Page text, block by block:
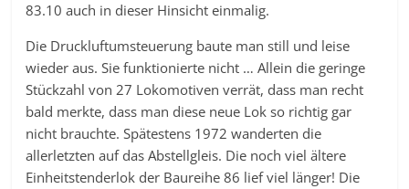
83.10 auch in dieser Hinsicht einmalig.
Die Druckluftumsteuerung baute man still und leise
wieder aus. Sie funktionierte nicht … Allein die geringe
Stückzahl von 27 Lokomotiven verrät, dass man recht
bald merkte, dass man diese neue Lok so richtig gar
nicht brauchte. Spätestens 1972 wanderten die
allerletzten auf das Abstellgleis. Die noch viel ältere
Einheitstenderlok der Baureihe 86 lief viel länger! Die